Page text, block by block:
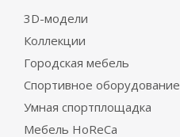
3D-модели
Коллекции
Городская мебель
Спортивное оборудование
Умная спортплощадка
Мебель HoReCa